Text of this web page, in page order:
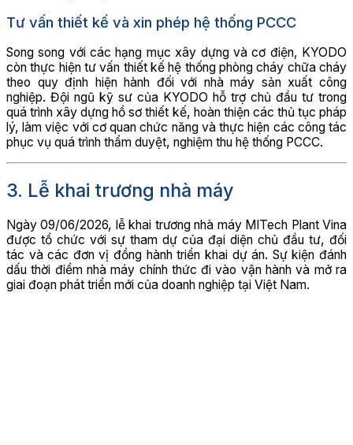
Tư vấn thiết kế và xin phép hệ thống PCCC
Song song với các hạng mục xây dựng và cơ điện, KYODO
còn thực hiện tư vấn thiết kế hệ thống phòng cháy chữa cháy
theo quy định hiện hành đối với nhà máy sản xuất công
nghiệp. Đội ngũ kỹ sư của KYODO hỗ trợ chủ đầu tư trong
quá trình xây dựng hồ sơ thiết kế, hoàn thiện các thủ tục pháp
lý, làm việc với cơ quan chức năng và thực hiện các công tác
phục vụ quá trình thẩm duyệt, nghiệm thu hệ thống PCCC.
3. Lễ khai trương nhà máy
Ngày 09/06/2026, lễ khai trương nhà máy MITech Plant Vina
được tổ chức với sự tham dự của đại diện chủ đầu tư, đối
tác và các đơn vị đồng hành triển khai dự án. Sự kiện đánh
dấu thời điểm nhà máy chính thức đi vào vận hành và mở ra
giai đoạn phát triển mới của doanh nghiệp tại Việt Nam.